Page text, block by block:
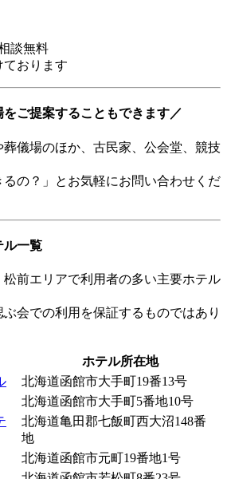
談無料
ております
ご提案することもできます／
儀場のほか、古民家、公会堂、競技
るの？」とお気軽にお問い合わせくだ
ル一覧
前エリアで利用者の多い主要ホテル
会での利用を保証するものではあり
ホテル所在地
北海道函館市大手町19番13号
北海道函館市大手町5番地10号
北海道亀田郡七飯町西大沼148番
地
北海道函館市元町19番地1号